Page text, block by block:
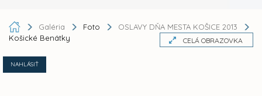
Galéria Foto
OSLAVY DŇA MESTA KOŠICE 2013
Košické Benátky
CELÁ OBRAZOVKA
NAHLÁSIŤ